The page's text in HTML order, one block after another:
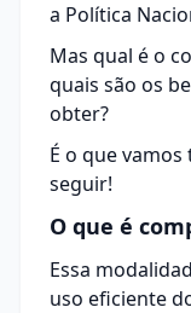
a Política
Mas qual é o
quais são os
obter?
É o que
seguir!
O que é
Essa
uso eficiente